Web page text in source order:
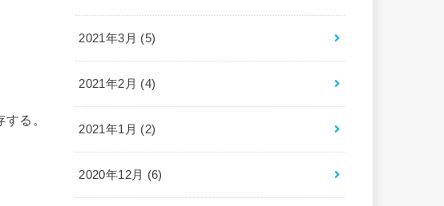
る。
2021年3月 (5)
2021年2月 (4)
2021年1月 (2)
2020年12月 (6)